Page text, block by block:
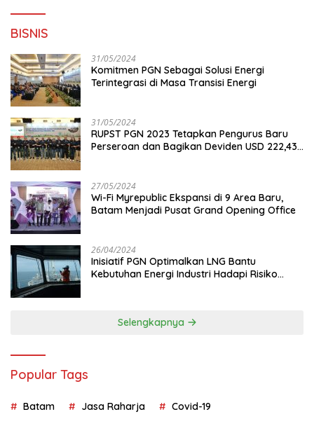
BISNIS
31/05/2024
Komitmen PGN Sebagai Solusi Energi
Terintegrasi di Masa Transisi Energi
31/05/2024
RUPST PGN 2023 Tetapkan Pengurus Baru
Perseroan dan Bagikan Deviden USD 222,43
27/05/2024
Wi-Fi Myrepublic Ekspansi di 9 Area Baru,
Batam Menjadi Pusat Grand Opening Office
26/04/2024
Inisiatif PGN Optimalkan LNG Bantu
Kebutuhan Energi Industri Hadapi Risiko
Selengkapnya
Popular Tags
Batam Jasa Raharja Covid-19